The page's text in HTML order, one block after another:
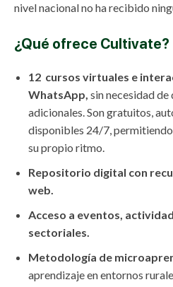
nivel nacional no ha recibido
¿Qué ofrece Cultivate?
12 cursos virtuales e
WhatsApp, sin necesidad
adicionales. Son gratuitos,
disponibles 24/7, permitiendo
su propio ritmo.
Repositorio digital con
web.
Acceso a eventos,
sectoriales.
Metodología de
aprendizaje en entornos